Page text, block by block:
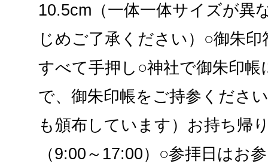
10.5cm（一体一体サイズが異
じめご了承ください）○御朱
すべて手押し○神社で御朱印
で、御朱印帳をご持参くださ
も頒布しています）お持ち帰
（9:00～17:00）○参拝日はお